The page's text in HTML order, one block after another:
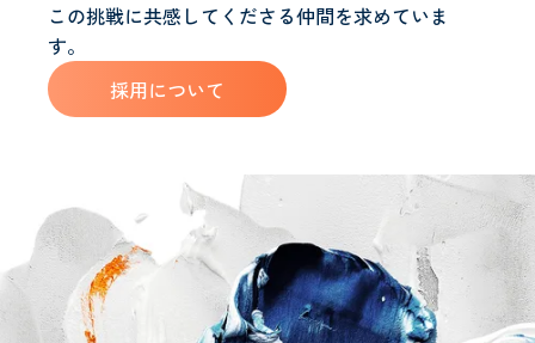
この挑戦に共感してくださる仲間を求めていま
す。
採用について